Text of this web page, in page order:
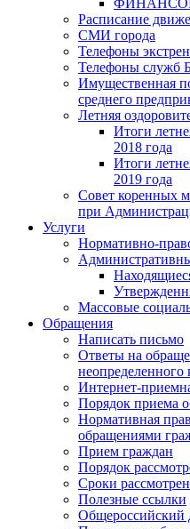
Расписание
СМИ города
Телефоны
Телефоны служб
Имущественная
среднего
Летняя
Итоги
2018 года
Итоги
2019 года
Совет коренных
при
Услуги
Нормативно-
Массовые
Обращения
Написать письмо
Ответы на
неопределенного
Интернет-
Порядок приема
Нормативная
обращениями
Прием граждан
Порядок
Сроки
Полезные ссылки
Общероссийский